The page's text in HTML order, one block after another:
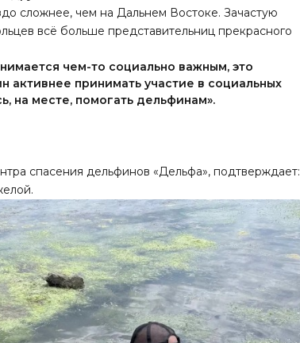
сложнее, чем на Дальнем Востоке. Зачастую
всё больше представительниц прекрасного
чем-то социально важным, это
активнее принимать участие в социальных
на месте, помогать дельфинам».
спасения дельфинов «Дельфа», подтверждает: